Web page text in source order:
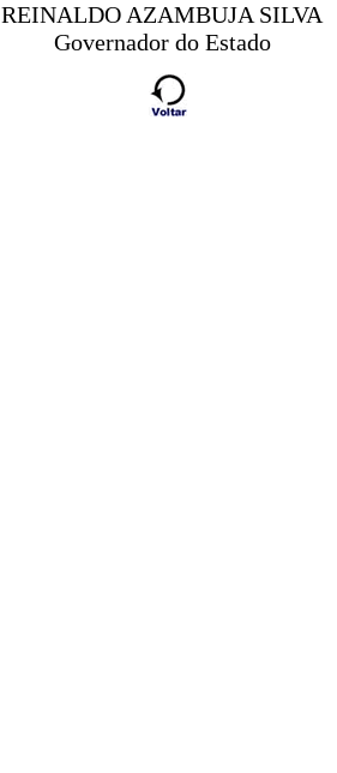
REINALDO AZAMBUJA SILVA
Governador do Estado